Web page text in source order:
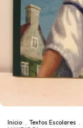
Inicio . Textos Escolares .